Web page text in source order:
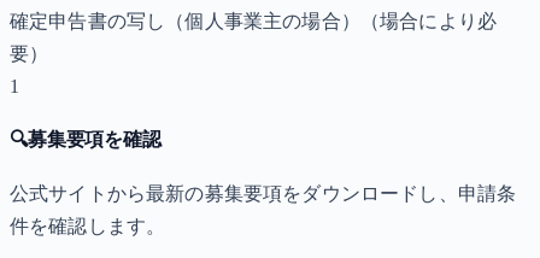
確定申告書の写し（個人事業主の場合）
（場合により必
要）
1
🔍募集要項を確認
公式サイトから最新の募集要項をダウンロードし、申請条
件を確認します。